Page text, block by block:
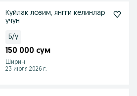
Куйлак лозим, янгги келинлар
учун
Б/у
150 000 сум
Ширин
23 июля 2026 г.